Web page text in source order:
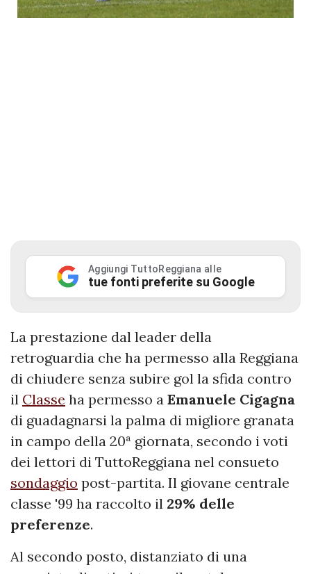
Aggiungi TuttoReggiana alle
tue fonti preferite su Google
La prestazione dal leader della
retroguardia che ha permesso alla Reggiana
di chiudere senza subire gol la sfida contro
il Classe ha permesso a Emanuele Cigagna
di guadagnarsi la palma di migliore granata
in campo della 20ª giornata, secondo i voti
dei lettori di TuttoReggiana nel consueto
sondaggio post-partita. Il giovane centrale
classe '99 ha raccolto il 29% delle
preferenze.
Al secondo posto, distanziato di una